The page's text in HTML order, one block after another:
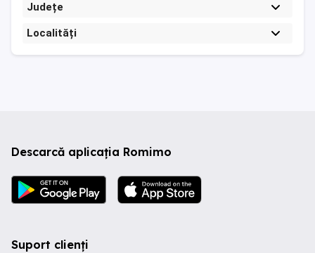
Județe
Localități
Descarcă aplicația Romimo
Suport clienți